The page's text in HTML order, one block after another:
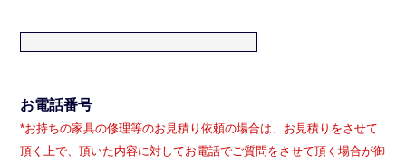
お電話番号
*お持ちの家具の修理等のお見積り依頼の場合は、お見積りをさせて
頂く上で、頂いた内容に対してお電話でご質問をさせて頂く場合が御